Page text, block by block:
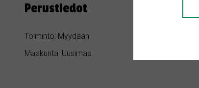
Perustiedot
Toiminto: Myydään
Maakunta: Uusimaa